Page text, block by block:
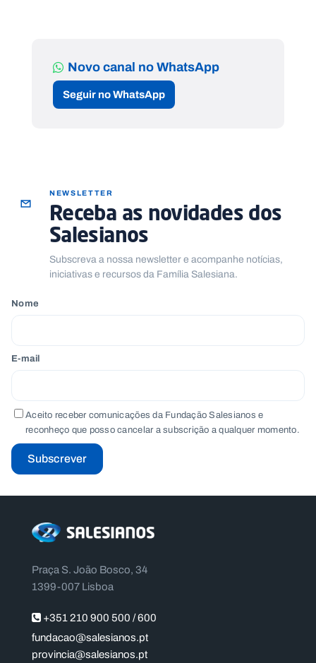
Novo canal no WhatsApp
Seguir no WhatsApp
NEWSLETTER
Receba as novidades dos
Salesianos
Subscreva a nossa newsletter e acompanhe notícias,
iniciativas e recursos da Família Salesiana.
Nome
E-mail
Aceito receber comunicações da Fundação Salesianos e
reconheço que posso cancelar a subscrição a qualquer momento.
Subscrever
Praça S. João Bosco, 34
1399-007 Lisboa
+351 210 900 500 / 600
fundacao@salesianos.pt
provincia@salesianos.pt